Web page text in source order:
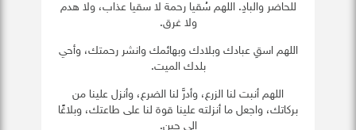
للحاضر والبادِ. اللهم سُقيا رحمة لا سقيا عذاب، ولا هدم
ولا غرق.
اللهم اسقِ عبادك وبلادك وبهائمك وانشر رحمتك، وأحي
بلدك الميت.
اللهم أنبت لنا الزرع، وأدرَّ لنا الضرع، وأنزل علينا من
بركاتك، واجعل ما أنزلته علينا قوة لنا على طاعتك، وبلاغًا
إلى حين.